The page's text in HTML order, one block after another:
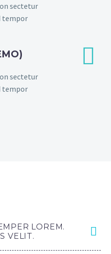
sectetur
tempor
sectetur
tempor


LOREM.
VELIT.